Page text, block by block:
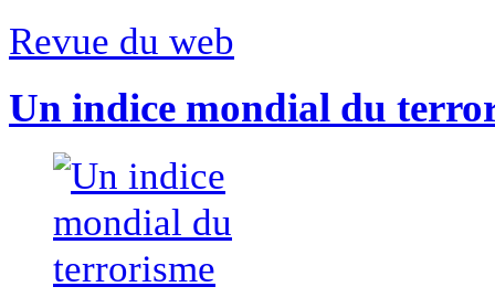
Revue du web
Un indice mondial du